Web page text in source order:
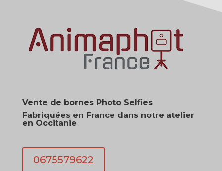
Vente de bornes Photo Selfies
Fabriquées en France dans notre atelier
en Occitanie
0675579622